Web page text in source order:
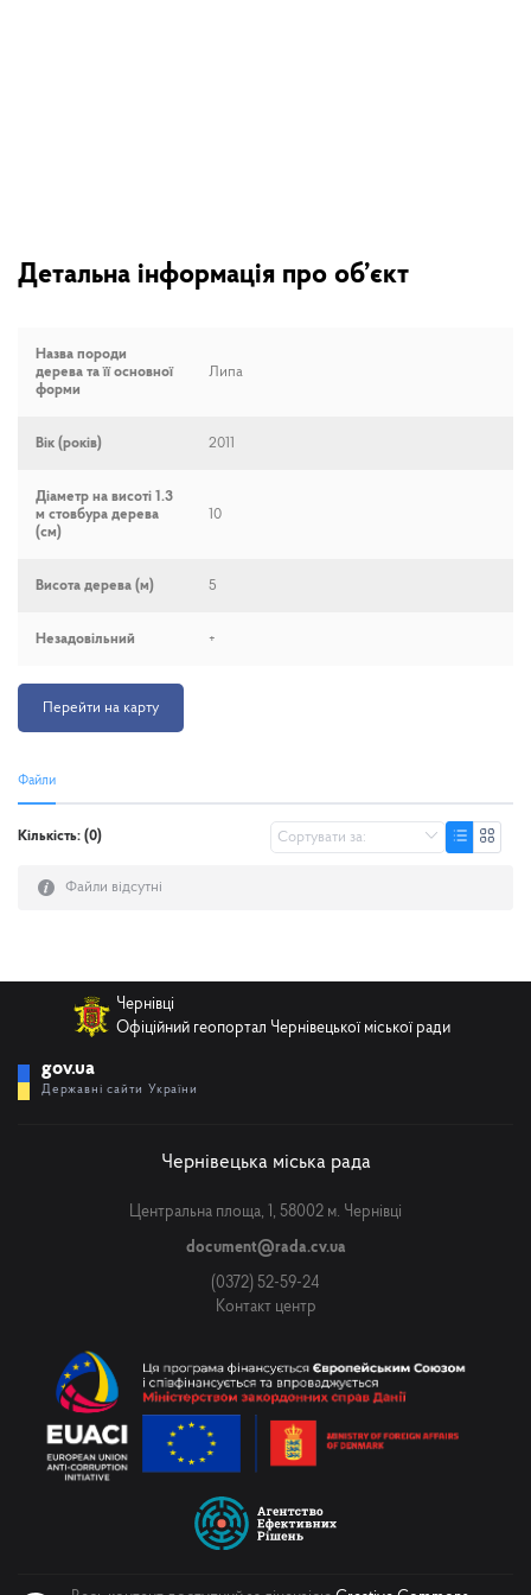
Детальна інформація про об’єкт
Назва породи
дерева та її основної
форми
Липа
Вік (років) 2011
Діаметр на висоті 1.3
м стовбура дерева
(см)
10
Висота дерева (м) 5
Незадо­вільний +
Перейти на карту
Файли
Кількість: (0)
Файли відсутні
Чернівці
Офіційний геопортал Чернівецької міської ради
gov.ua
Державні сайти України
Чернівецька міська рада
Центральна площа, 1, 58002 м. Чернівці
document@rada.cv.ua
(0372) 52-59-24
Контакт центр